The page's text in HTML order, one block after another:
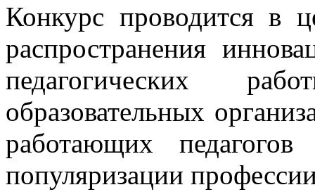
Конкурс проводится в
распространения
педагогических
образовательных
работающих
популяризации